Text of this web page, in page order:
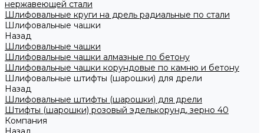
нержавеющей стали
Шлифовальные круги на дрель радиальные по стали
Шлифовальные чашки
Назад
Шлифовальные чашки
Шлифовальные чашки алмазные по бетону
Шлифовальные чашки корундовые по камню и бетону
Шлифовальные штифты (шарошки) для дрели
Назад
Шлифовальные штифты (шарошки) для дрели
Штифты (шарошки) розовый эделькорунд, зерно 40
Компания